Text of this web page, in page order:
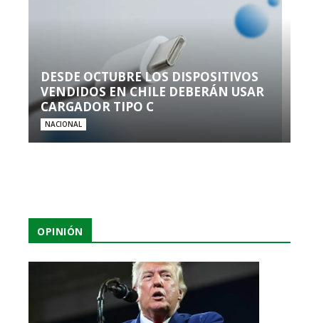
DESDE OCTUBRE LOS DISPOSITIVOS
VENDIDOS EN CHILE DEBERÁN USAR
CARGADOR TIPO C
NACIONAL
OPINIÓN